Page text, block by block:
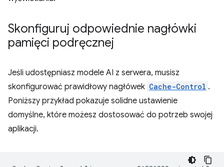
Skonfiguruj odpowiednie nagłówki
pamięci podręcznej
Jeśli udostępniasz modele AI z serwera, musisz
skonfigurować prawidłowy nagłówek Cache-Control .
Poniższy przykład pokazuje solidne ustawienie
domyślne, które możesz dostosować do potrzeb swojej
aplikacji.